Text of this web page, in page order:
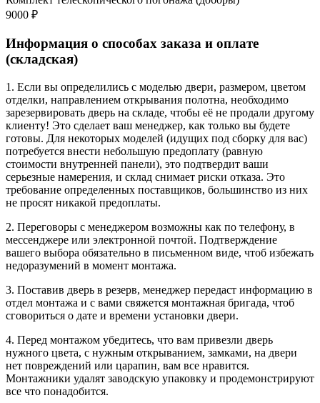
9000 ₽
Информация о способах заказа и оплате
(складская)
1. Если вы определились с моделью двери, размером, цветом
отделки, направлением открывания полотна, необходимо
зарезервировать дверь на складе, чтобы её не продали другому
клиенту! Это сделает ваш менеджер, как только вы будете
готовы. Для некоторых моделей (идущих под сборку для вас)
потребуется внести небольшую предоплату (равную
стоимости внутренней панели), это подтвердит ваши
серьезные намерения, и склад снимает риски отказа. Это
требование определенных поставщиков, большинство из них
не просят никакой предоплаты.
2. Переговоры с менеджером возможны как по телефону, в
мессенджере или электронной почтой. Подтверждение
вашего выбора обязательно в письменном виде, чтоб избежать
недоразумений в момент монтажа.
3. Поставив дверь в резерв, менеджер передаст информацию в
отдел монтажа и с вами свяжется монтажная бригада, чтоб
сговориться о дате и времени установки двери.
4. Перед монтажом убедитесь, что вам привезли дверь
нужного цвета, с нужным открыванием, замками, на двери
нет повреждений или царапин, вам все нравится.
Монтажники удалят заводскую упаковку и продемонстрируют
все что понадобится.